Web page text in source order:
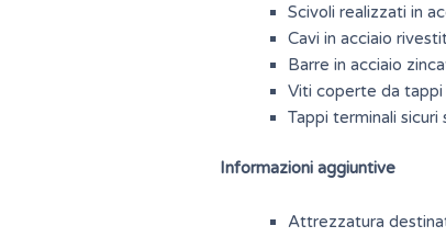
Scivoli realizzati in
Cavi in acciaio
Barre in acciaio
Viti coperte da tappi
Tappi terminali
Informazioni aggiuntive
Attrezzatura